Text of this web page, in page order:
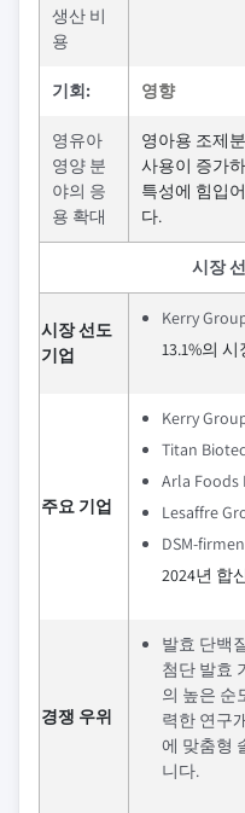
생산 비
용
기회: 영향
영유아
영양 분
야의 응
용 확대
영아용 조제
사용이 증가
특성에 힘입
다.
시장
시장 선도
기업
Kerry
13.1%의
주요 기업
Kerry
Titan
Arla Foods
Lesaffre
DSM-
2024년 합
경쟁 우위
발효 단백
첨단 발효
의 높은 순
력한 연구
에 맞춤형
니다.